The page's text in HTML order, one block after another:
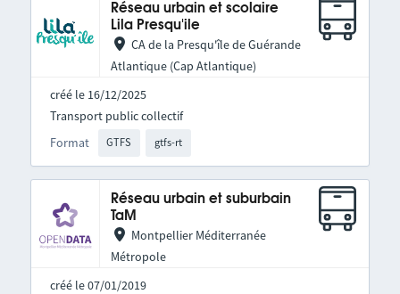
Réseau urbain et scolaire
Lila Presqu'ile
CA de la Presqu'île de Guérande
Atlantique (Cap Atlantique)
créé le 16/12/2025
Format GTFS gtfs-rt
Transport public collectif
Réseau urbain et suburbain
TaM
Montpellier Méditerranée
Métropole
créé le 07/01/2019